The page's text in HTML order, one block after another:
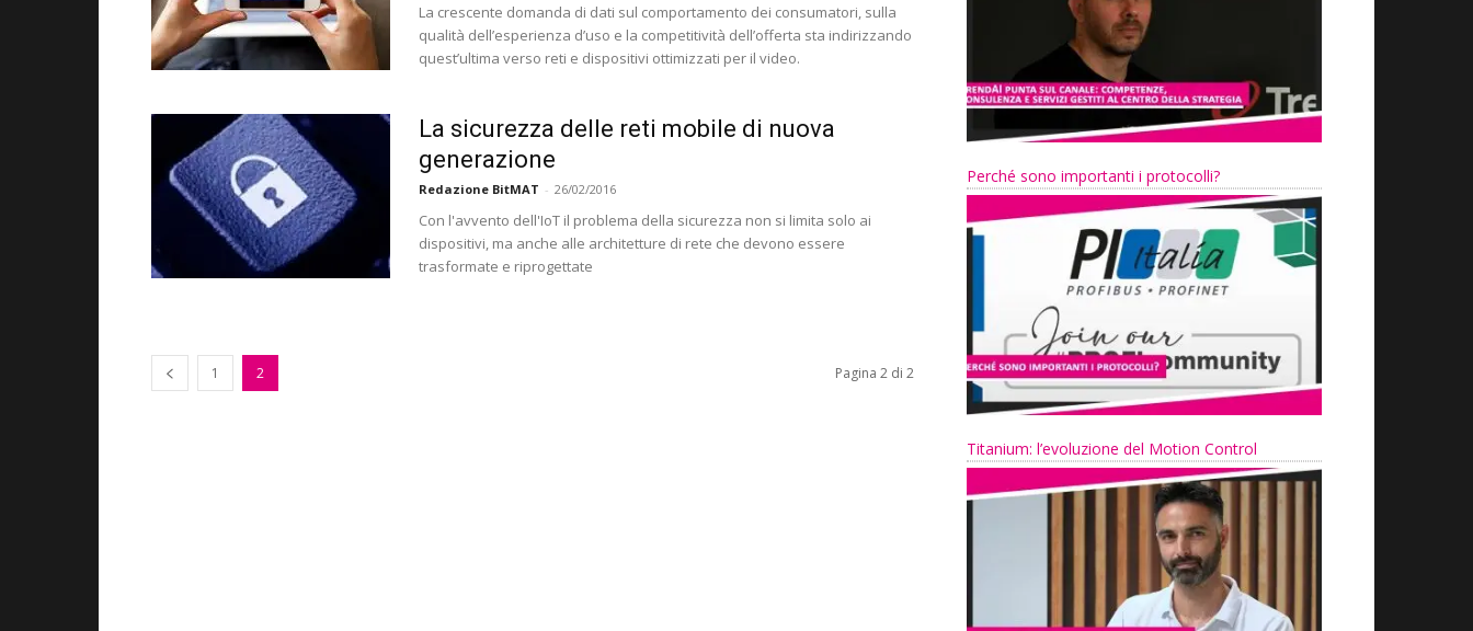
La crescente domanda di dati sul comportamento dei consumatori, sulla
qualità dell’esperienza d’uso e la competitività dell’offerta sta indirizzando
quest’ultima verso reti e dispositivi ottimizzati per il video.
La sicurezza delle reti mobile di nuova
generazione
Redazione BitMAT - 26/02/2016
Con l'avvento dell'IoT il problema della sicurezza non si limita solo ai
dispositivi, ma anche alle architetture di rete che devono essere
trasformate e riprogettate
1 2 Pagina 2 di 2
Perché sono importanti i protocolli?
Titanium: l’evoluzione del Motion Control